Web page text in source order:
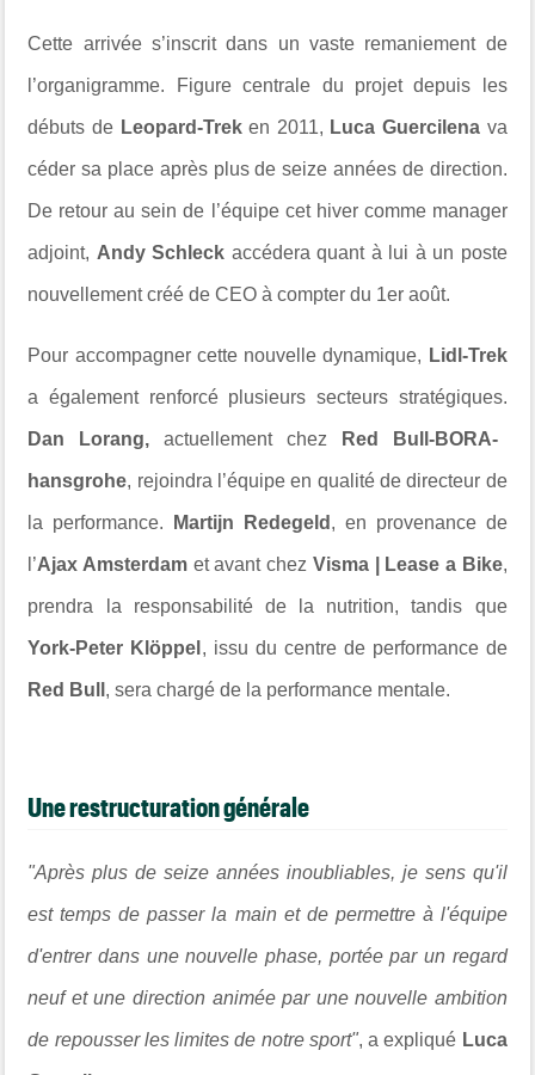
Cette arrivée s’inscrit dans un vaste remaniement de
l’organigramme. Figure centrale du projet depuis les
débuts de Leopard-Treken 2011, Luca Guercilena va
céder sa place après plus de seize années de direction.
De retour au sein de l’équipe cet hiver comme manager
adjoint, Andy Schleck accédera quant à lui à un poste
nouvellement créé de CEO à compter du 1er août.
Pour accompagner cette nouvelle dynamique, Lidl-Trek
a également renforcé plusieurs secteurs stratégiques.
Dan Lorang, actuellement chez Red Bull-BORA-
hansgrohe, rejoindra l’équipe en qualité de directeur de
la performance. Martijn Redegeld , en provenance de
l’Ajax Amsterdam et avant chez Visma | Lease a Bike,
prendra la responsabilité de la nutrition, tandis que
York-Peter Klöppel , issu du centre de performance de
Red Bull , sera chargé de la performance mentale.
Une restructuration générale
"Après plus de seize années inoubliables, je sens qu'il
est temps de passer la main et de permettre à l'équipe
d'entrer dans une nouvelle phase, portée par un regard
neuf et une direction animée par une nouvelle ambition
de repousser les limites de notre sport", a expliqué Luca